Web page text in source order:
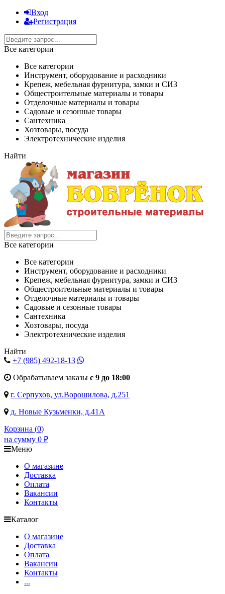
Вход
Регистрация
Все категории
Все категории
Инструмент, оборудование и расходники
Крепеж, мебельная фурнитура, замки и СИЗ
Общестроительные материалы и товары
Отделочные материалы и товары
Садовые и сезонные товары
Сантехника
Хозтовары, посуда
Электротехнические изделия
Найти
Все категории
Все категории
Инструмент, оборудование и расходники
Крепеж, мебельная фурнитура, замки и СИЗ
Общестроительные материалы и товары
Отделочные материалы и товары
Садовые и сезонные товары
Сантехника
Хозтовары, посуда
Электротехнические изделия
Найти
+7 (985) 492-18-13
Обрабатываем заказы с 9 до 18:00
г. Серпухов, ул.Ворошилова, д.251
д. Новые Кузьменки, д.41А
Корзина (0)
на сумму 0 ₽
Меню
О магазине
Доставка
Оплата
Вакансии
Контакты
Каталог
О магазине
Доставка
Оплата
Вакансии
Контакты
...